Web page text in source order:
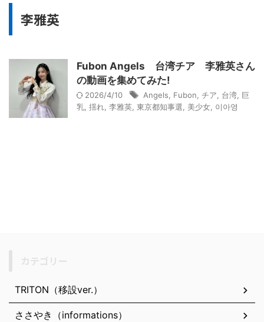
李雅英
Fubon Angels 台湾チア 李雅英さん
の動画を集めてみた!
2026/4/10 Angels Fubon チア 台湾 巨
乳 揺れ 李雅英 東京都知事選 美少女 이아영
TRITON（移設ver.）
ささやき（informations）